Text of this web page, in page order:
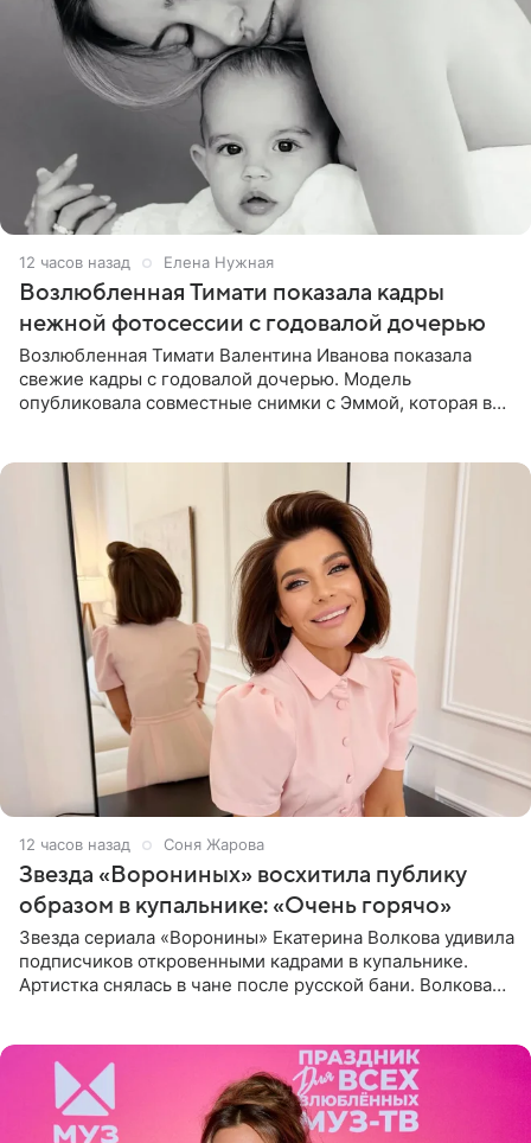
12 часов назад Елена Нужная
Возлюбленная Тимати показала кадры
нежной фотосессии с годовалой дочерью
Возлюбленная Тимати Валентина Иванова показала
свежие кадры с годовалой дочерью. Модель
опубликовала совместные снимки с Эммой, которая в
12 часов назад Соня Жарова
Звезда «Ворониных» восхитила публику
образом в купальнике: «Очень горячо»
Звезда сериала «Воронины» Екатерина Волкова удивила
подписчиков откровенными кадрами в купальнике.
Артистка снялась в чане после русской бани. Волкова